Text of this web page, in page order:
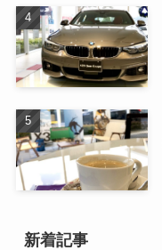
新着記事